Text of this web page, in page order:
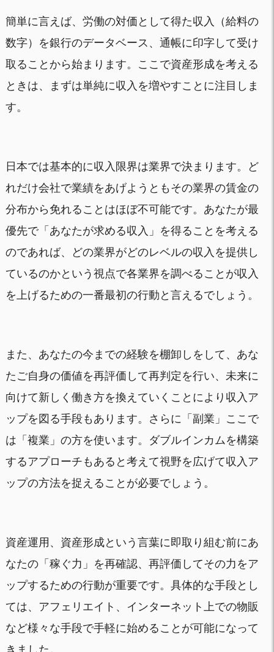
簡単に言えば、労働の対価として得た収入（給料の
数字）を銀行のデータベース、通帳に印字して受け
取ることから始まります。ここで資産形成を考える
ときは、まずは単純に収入を増やすことに注目しま
す。
日本では基本的に収入限界は業界で決まります。ど
れだけ会社で業績をあげようともその業界の賃金の
分布から免れることはほぼ不可能です。あなたが最
優先で「あなたが求める収入」を得ることを考える
のであれば、どの業界がどのレベルの収入を提供し
ているのかという視点で各業界を調べることが収入
を上げるための一番最初の行動と言えるでしょう。
また、あなたの今までの経験を棚卸しをして、あな
たご自身の価値を再評価して再判定を行い、未来に
向けて新しく働き方を換えていくことにより収入ア
ップを図る手段もあります。さらに「副業」ここで
は「複業」の方を使います。ダブルインカムを構築
するアプローチもあると考えて視野を広げて収入ア
ップの方法を捉えることが必要でしょう。
資産運用、資産形成という言葉に即取り組む前にあ
なたの「稼ぐ力」を再確認、再評価してその力をア
ップするための行動が重要です。具体的な手段とし
ては、アフェリエイト、インターネット上での物販
など様々な手段で手軽に始めることが可能になって
きました。